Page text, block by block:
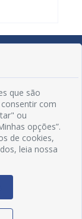
que são
com
ou
opções”.
de cookies,
leia nossa